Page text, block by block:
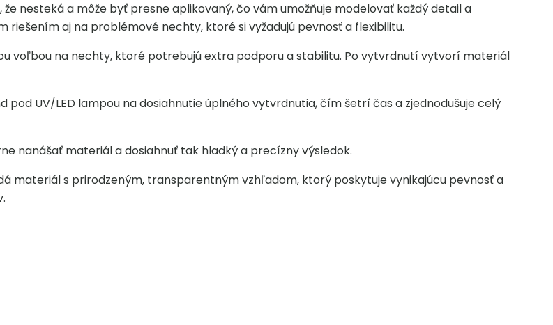
nesteká a môže byť presne aplikovaný, čo vám umožňuje modelovať každý detail a
aj na problémové nechty, ktoré si vyžadujú pevnosť a flexibilitu.
voľbou na nechty, ktoré potrebujú extra podporu a stabilitu. Po vytvrdnutí vytvorí materiál
UV/LED lampou na dosiahnutie úplného vytvrdnutia, čím šetrí čas a zjednodušuje celý
nanášať materiál a dosiahnuť tak hladký a precízny výsledok.
materiál s prirodzeným, transparentným vzhľadom, ktorý poskytuje vynikajúcu pevnosť a